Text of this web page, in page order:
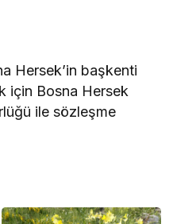
Hersek’in başkenti
için Bosna Hersek
ile sözleşme